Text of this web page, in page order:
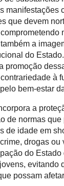
manifestações
que devem
a
do
promoção
à
bem-estar
a
de normas que
de idade em
drogas ou
do Estado
evitando
possam